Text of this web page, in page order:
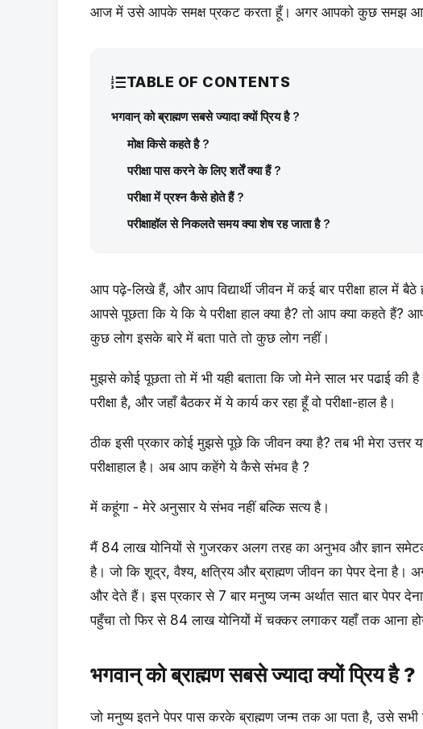
आज में उसे आपके समक्ष प्रकट करता हूँ। अगर आपको कुछ समझ
TABLE OF CONTENTS
भगवान् को ब्राह्मण सबसे ज्यादा क्यों प्रिय है ?
मोक्ष किसे कहते है ?
परीक्षा पास करने के लिए शर्तें क्या हैं ?
परीक्षा में प्रश्न कैसे होते हैं ?
परीक्षाहॉल से निकलते समय क्या शेष रह जाता है ?
आप पढ़े-लिखे हैं, और आप विद्यार्थी जीवन में कई बार परीक्षा हाल में बैठे
आपसे पूछता कि ये कि ये परीक्षा हाल क्या है? तो आप क्या कहते हैं?
कुछ लोग इसके बारे में बता पाते तो कुछ लोग नहीं।
मुझसे कोई पूछता तो में भी यही बताता कि जो मेने साल भर पढाई की है
परीक्षा है, और जहाँ बैठकर में ये कार्य कर रहा हूँ वो परीक्षा-हाल है।
ठीक इसी प्रकार कोई मुझसे पूछे कि जीवन क्या है? तब भी मेरा उत्तर
परीक्षाहाल है। अब आप कहेंगे ये कैसे संभव है ?
में कहूंगा - मेरे अनुसार ये संभव नहीं बल्कि सत्य है।
मैं 84 लाख योनियों से गुजरकर अलग तरह का अनुभव और ज्ञान
है। जो कि शूद्र, वैश्य, क्षत्रिय और ब्राह्मण जीवन का पेपर देना है।
और देते हैं। इस प्रकार से 7 बार मनुष्य जन्म अर्थात सात बार पेपर
पहुँचा तो फिर से 84 लाख योनियों में चक्कर लगाकर यहाँ तक आना
भगवान् को ब्राह्मण सबसे ज्यादा क्यों प्रिय है ?
जो मनुष्य इतने पेपर पास करके ब्राह्मण जन्म तक आ पता है, उसे सभी